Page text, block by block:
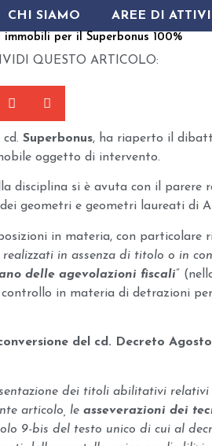
CHI SIAMO AREE DI
per il Superbonus 100%
QUESTO ARTICOLO:
Superbonus, ha riaperto il
oggetto di intervento.
disciplina si è avuta con il parere
geometri e geometri laureati di
in materia, con particolare
realizzati in assenza di titolo o in
delle agevolazioni fiscali”
controllo in materia di detrazioni
del cd. Decreto Agosto
dei titoli abilitativi
articolo, le asseverazioni dei
9-bis del testo unico di cui al